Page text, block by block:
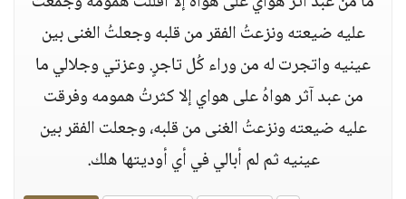
عليه ضيعته ونزعتُ الفقر من قلبه وجعلتُ الغنى بين
عينيه واتجرت له من وراء كُل تاجرٍ. وعزتي وجلالي ما
من عبد آثر هواهُ على هواي إلا كثرتُ همومه وفرقت
عليه ضيعته ونزعتُ الغنى من قلبه، وجعلت الفقر بين
عينيه ثم لم أبالي في أي أوديتها هلك.